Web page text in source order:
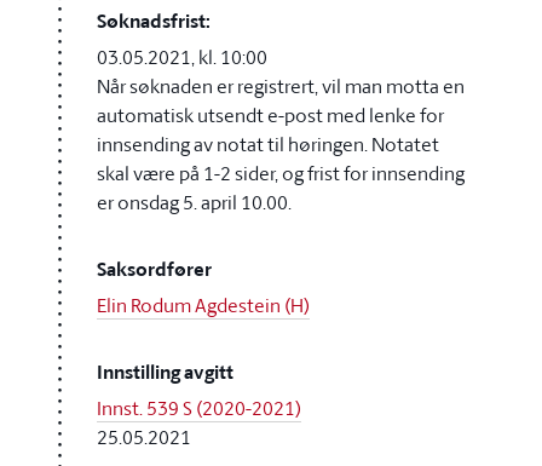
Søknadsfrist:
03.05.2021, kl. 10:00
Når søknaden er registrert, vil man motta en
automatisk utsendt e-post med lenke for
innsending av notat til høringen. Notatet
skal være på 1-2 sider, og frist for innsending
er onsdag 5. april 10.00.
Saksordfører
Elin Rodum Agdestein (H)
Innstilling avgitt
Innst. 539 S (2020-2021)
25.05.2021